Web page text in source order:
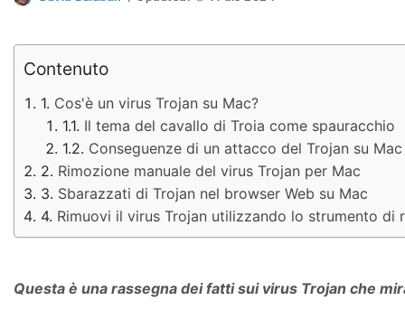
Contenuto
Cos'è un virus Trojan su Mac?
Il tema del cavallo di Troia come spauracchio
Conseguenze di un attacco del Trojan su Mac
Rimozione manuale del virus Trojan per Mac
Sbarazzati di Trojan nel browser Web su Mac
Rimuovi il virus Trojan utilizzando lo strumento di
Questa è una rassegna dei fatti sui virus Trojan che